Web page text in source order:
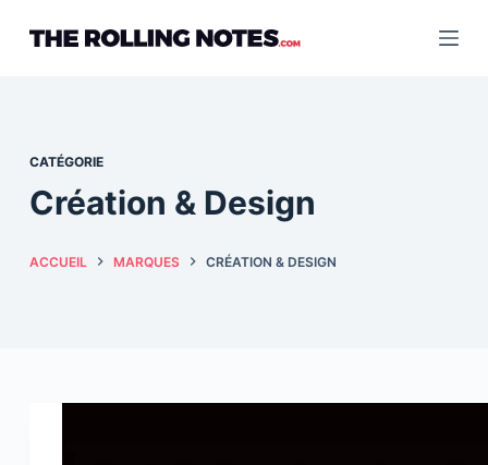
CATÉGORIE
Création & Design
ACCUEIL MARQUES CRÉATION & DESIGN